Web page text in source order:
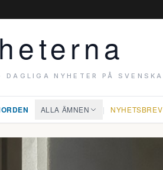
NYHETER PÅ SVENSKA
ALLA ÄMNEN | NYHETSBREV